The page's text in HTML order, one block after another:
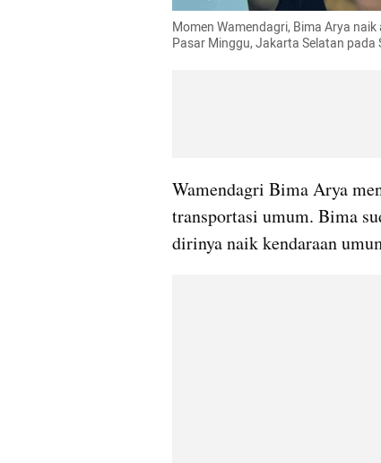
Momen Wamendagri, Bima Arya
Pasar Minggu, Jakarta Selatan
Wamendagri Bima Arya
transportasi umum. Bima
dirinya naik kendaraan